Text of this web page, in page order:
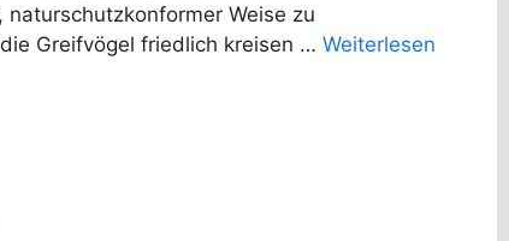
Weise zu
Greifvögel friedlich kreisen … Weiterlesen